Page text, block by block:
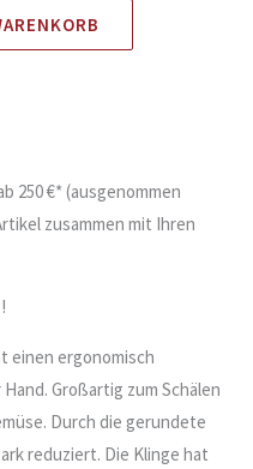
250 €* (ausgenommen
zusammen mit Ihren
einen ergonomisch
Großartig zum Schälen
Durch die gerundete
reduziert. Die Klinge hat